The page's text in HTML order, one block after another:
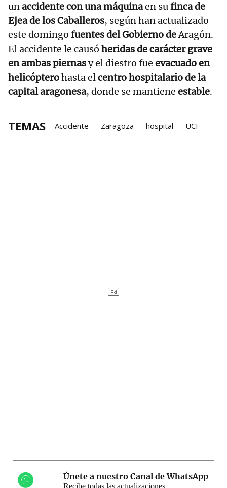
unaccidente con una máquinaen sufinca de
Ejea de los Caballeros, según han actualizado
este domingo fuentes del Gobierno deAragón.
El accidente le causó heridas de carácter grave
en ambas piernasy el diestro fue evacuado en
helicópterohasta elcentro hospitalario de la
capital aragonesa, donde se mantiene estable.
TEMAS Accidente Zaragoza hospital UCI
Únete a nuestro Canal de WhatsApp